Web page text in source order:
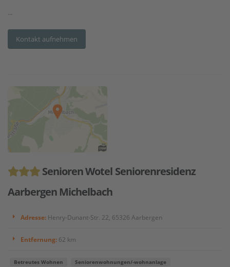
...
Kontakt aufnehmen
Senioren Wotel Seniorenresidenz
Aarbergen Michelbach
Adresse: Henry-Dunant-Str. 22, 65326 Aarbergen
Entfernung: 62 km
Betreutes Wohnen Seniorenwohnungen/-wohnanlage